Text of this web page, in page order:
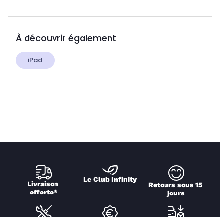
À découvrir également
iPad
Livraison
offerte*
Le Club Infinity
Retours sous 15
jours